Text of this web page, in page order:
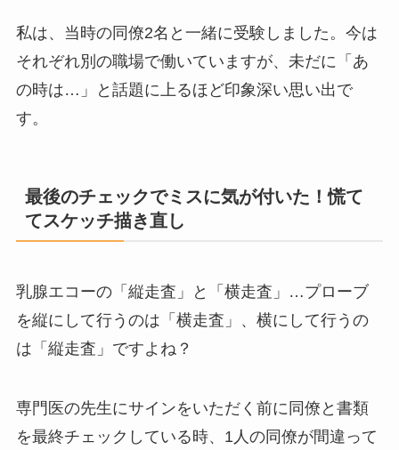
私は、当時の同僚2名と一緒に受験しました。今は
それぞれ別の職場で働いていますが、未だに「あ
の時は…」と話題に上るほど印象深い思い出で
す。
最後のチェックでミスに気が付いた！慌て
てスケッチ描き直し
乳腺エコーの「縦走査」と「横走査」…プローブ
を縦にして行うのは「横走査」、横にして行うの
は「縦走査」ですよね？
専門医の先生にサインをいただく前に同僚と書類
を最終チェックしている時、1人の同僚が間違って